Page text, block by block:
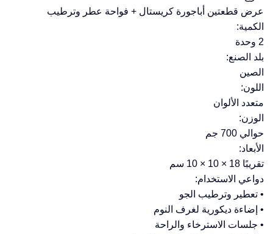
عرض قطعتين أباجورة كريستال + فواحة عطر وترطيب
الكمية:
2 وحدة
بلد الصنع:
الصين
اللون:
متعدد الألوان
الوزن:
حوالي 700 جم
الأبعاد:
تقريبًا 18 × 10 × 10 سم
دواعي الاستخدام:
• تعطير وترطيب الجو
• إضاءة ديكورية لغرف النوم
• جلسات الاسترخاء والراحة